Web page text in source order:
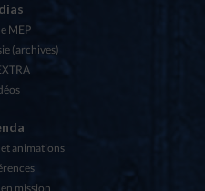
MEP
(archives)
animations
mission